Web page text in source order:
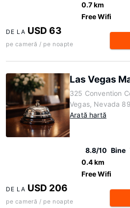
0.7 km
Free Wifi
DE LA USD 63
pe cameră / pe noapte
Las Vegas
325 Convention
Vegas, Nevada
Arată hartă
8.8/10 Bine
0.4 km
Free Wifi
DE LA USD 206
pe cameră / pe noapte